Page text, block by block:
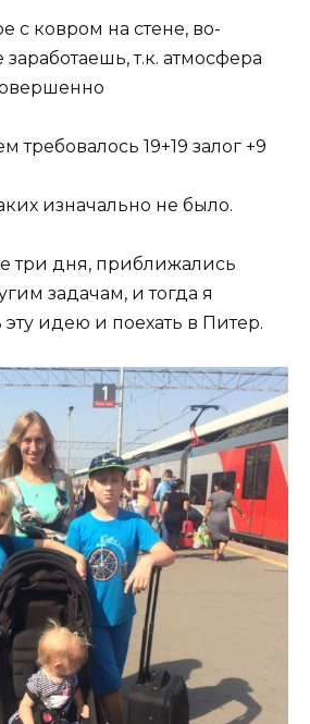
с ковром на стене, во-
т.к. атмосфера
требовалось 19+19 залог +9
изначально не было.
три дня, приближались
задачам, и тогда я
идею и поехать в Питер.